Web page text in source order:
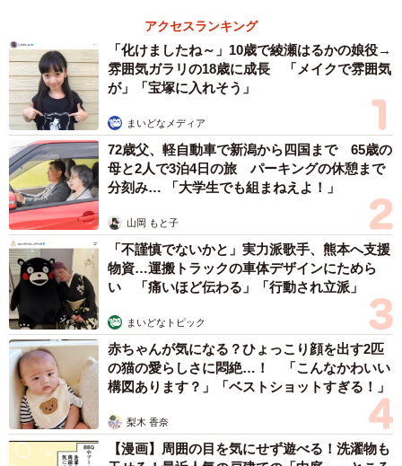
が…。サウナのも見てみたいって声があったのでどこかで
考えようかなと思いました」。
アクセスランキング
「化けましたね～」10歳で綾瀬はるかの娘役→
雰囲気ガラリの18歳に成長 「メイクで雰囲気
が」「宝塚に入れそう」
まいどなメディア
72歳父、軽自動車で新潟から四国まで 65歳の
母と2人で3泊4日の旅 パーキングの休憩まで
分刻み… 「大学生でも組まねえよ！」
山岡 もと子
「不謹慎でないかと」実力派歌手、熊本へ支援
物資…運搬トラックの車体デザインにためら
い 「痛いほど伝わる」「行動され立派」
まいどなトピック
赤ちゃんが気になる？ひょっこり顔を出す2匹
の猫の愛らしさに悶絶…！ 「こんなかわいい
構図あります？」「ベストショットすぎる！」
梨木 香奈
【漫画】周囲の目を気にせず遊べる！洗濯物も